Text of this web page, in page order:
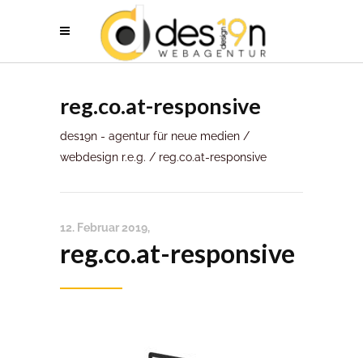
reg.co.at-responsive
des19n - agentur für neue medien /
webdesign r.e.g. / reg.co.at-responsive
12. Februar 2019
reg.co.at-responsive